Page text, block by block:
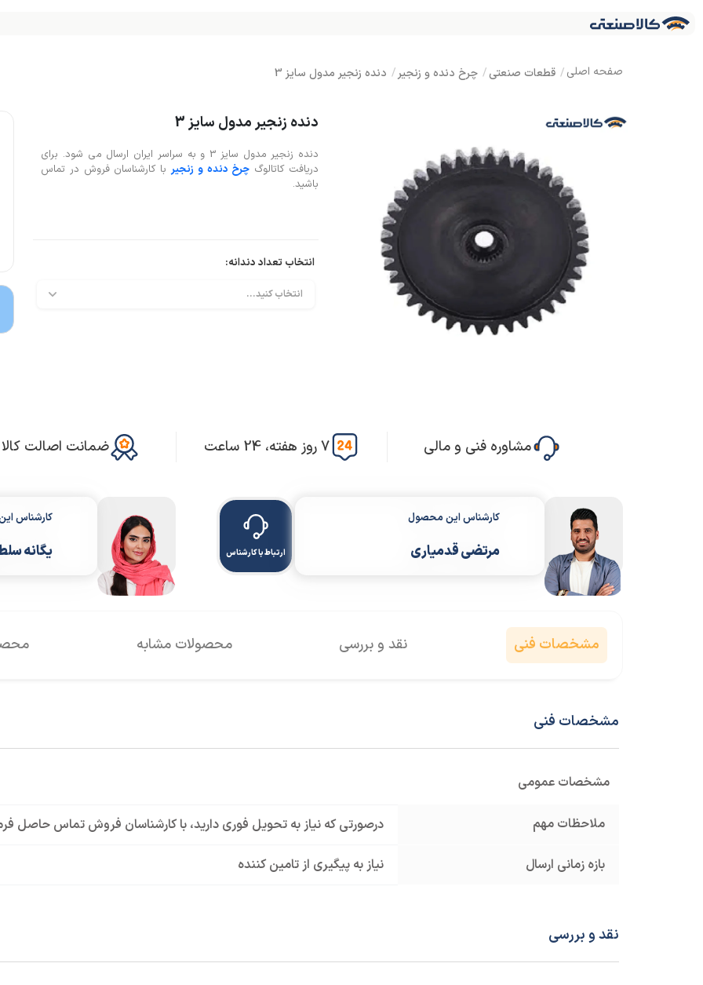
قطعات صنعتی چرخ دنده و زنجیر دنده زنجیر مدول سایز 3
دنده زنجیر مدول سایز 3
دنده زنجیر مدول سایز 3 و به سراسر ایران ارسال می شود. برای
دریافت کاتالوگ چرخ دنده و زنجیربا کارشناسان فروش در تماس
باشید.
انتخاب تعداد دندانه:
مشاوره فنی و مالی 7 روز هفته، 24 ساعت ضمانت اصالت کالا
کارشناس این محصول
مرتضی قدمیاری ارتباط با کارشناس
کارشناس
یگانه
مشخصات فنی نقد و بررسی محصولات مشابه
مشخصات فنی
مشخصات عمومی
ملاحظات مهم درصورتی که نیاز به تحویل فوری دارید، با کارشناسان فروش تماس حاصل
بازه زمانی ارسال نیاز به پیگیری از تامین کننده
نقد و بررسی